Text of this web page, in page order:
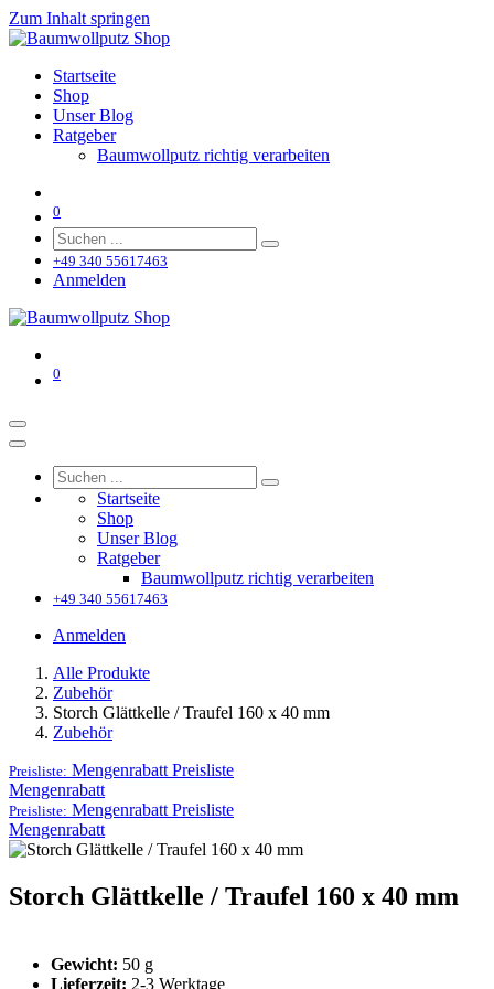
Zum Inhalt springen
Startseite
Shop
Unser Blog
Ratgeber
Baumwollputz richtig verarbeiten
0
+49 340 55617463
Anmelden
0
Startseite
Shop
Unser Blog
Ratgeber
Baumwollputz richtig verarbeiten
+49 340 55617463
Anmelden
Alle Produkte
Zubehör
Storch Glättkelle / Traufel 160 x 40 mm
Zubehör
Preisliste: Mengenrabatt Preisliste
Mengenrabatt
Preisliste: Mengenrabatt Preisliste
Mengenrabatt
Storch Glättkelle / Traufel 160 x 40 mm
Gewicht: 50 g
Lieferzeit: 2-3 Werktage